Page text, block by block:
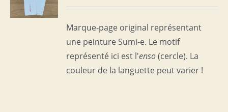
Marque-page original représentant
une peinture Sumi-e. Le motif
représenté ici est l'enso(cercle). La
couleur de la languette peut varier !